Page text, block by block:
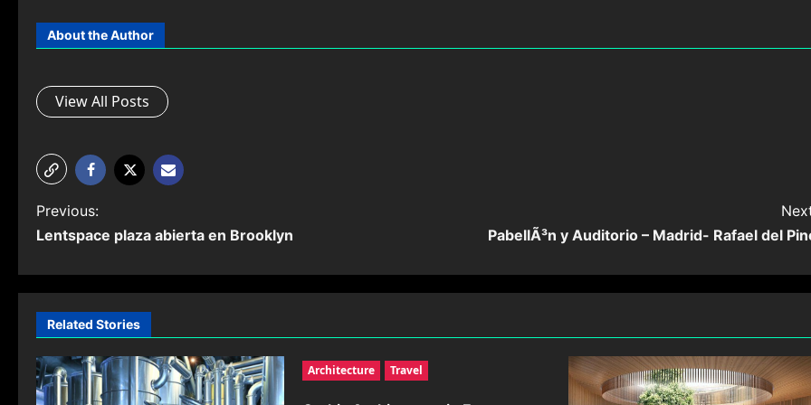
About the Author
View All Posts
P
o
s
t
n
a
Previous:
Lentspace plaza abierta en Brooklyn
PabellÃ³n y Auditorio – Madrid- Rafael del
Related Stories
Architecture Travel